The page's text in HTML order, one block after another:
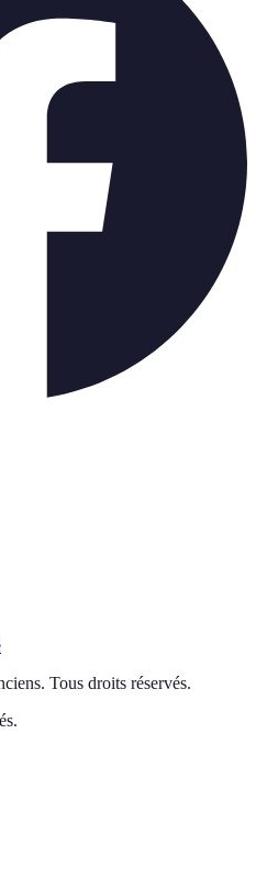
. Tous droits réservés.